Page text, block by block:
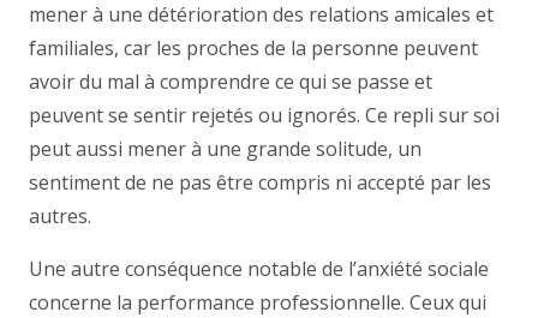
mener à une détérioration des relations amicales et
familiales, car les proches de la personne peuvent
avoir du mal à comprendre ce qui se passe et
peuvent se sentir rejetés ou ignorés. Ce repli sur soi
peut aussi mener à une grande solitude, un
sentiment de ne pas être compris ni accepté par les
autres.
Une autre conséquence notable de l’anxiété sociale
concerne la performance professionnelle. Ceux qui